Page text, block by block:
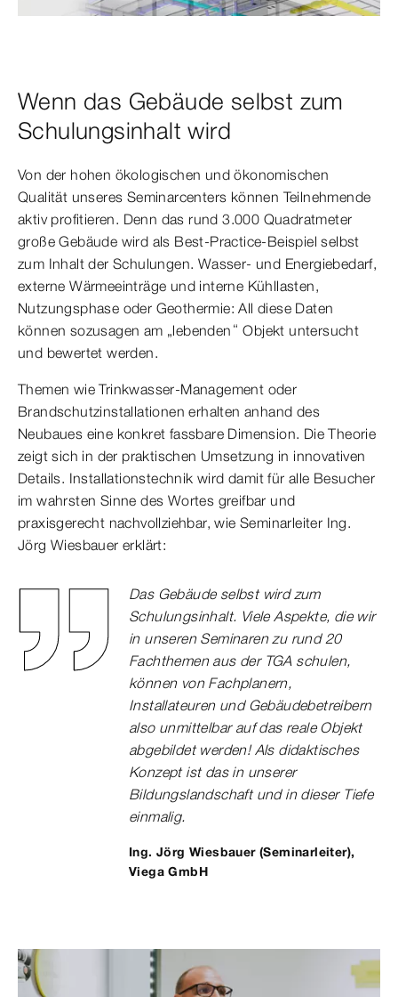
Wenn das Gebäude selbst zum
Schulungsinhalt wird
Von der hohen ökologischen und ökonomischen
Qualität unseres Seminarcenters können Teilnehmende
aktiv profitieren. Denn das rund 3.000 Quadratmeter
große Gebäude wird als Best-Practice-Beispiel selbst
zum Inhalt der Schulungen. Wasser- und Energiebedarf,
externe Wärmeeinträge und interne Kühllasten,
Nutzungsphase oder Geothermie: All diese Daten
können sozusagen am „lebenden“ Objekt untersucht
und bewertet werden.
Themen wie Trinkwasser-Management oder
Brandschutzinstallationen erhalten anhand des
Neubaues eine konkret fassbare Dimension. Die Theorie
zeigt sich in der praktischen Umsetzung in innovativen
Details. Installationstechnik wird damit für alle Besucher
im wahrsten Sinne des Wortes greifbar und
praxisgerecht nachvollziehbar, wie Seminarleiter Ing.
Jörg Wiesbauer erklärt:
Das Gebäude selbst wird zum
Schulungsinhalt. Viele Aspekte, die wir
in unseren Seminaren zu rund 20
Fachthemen aus der TGA schulen,
können von Fachplanern,
Installateuren und Gebäudebetreibern
also unmittelbar auf das reale Objekt
abgebildet werden! Als didaktisches
Konzept ist das in unserer
Bildungslandschaft und in dieser Tiefe
einmalig.
Ing. Jörg Wiesbauer (Seminarleiter),
Viega GmbH